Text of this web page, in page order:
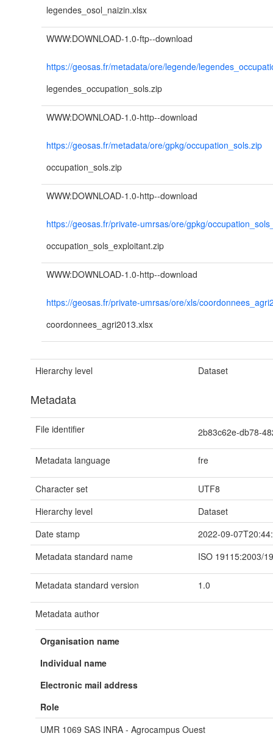
legendes_osol_naizin.xlsx
WWW:DOWNLOAD-1.0-ftp--download
https://geosas.fr/metadata/ore/legende/
legendes_occupation_sols.zip
WWW:DOWNLOAD-1.0-http--download
https://geosas.fr/metadata/ore/gpkg/occupation_sols.zip
occupation_sols.zip
WWW:DOWNLOAD-1.0-http--download
https://geosas.fr/private-umrsas/ore/gpkg/
occupation_sols_exploitant.zip
WWW:DOWNLOAD-1.0-http--download
https://geosas.fr/private-umrsas/ore/xls/
coordonnees_agri2013.xlsx
Hierarchy level Dataset
Metadata
File identifier 2b83c62e-db78-
Metadata language fre
Character set
UTF8
Hierarchy level
Dataset
Date stamp
2022-09-
Metadata standard name
ISO 19115:2003/
Metadata standard version 1.0
Metadata author
Organisation name
Individual name
Electronic mail address
Role
UMR 1069 SAS INRA - Agrocampus Ouest